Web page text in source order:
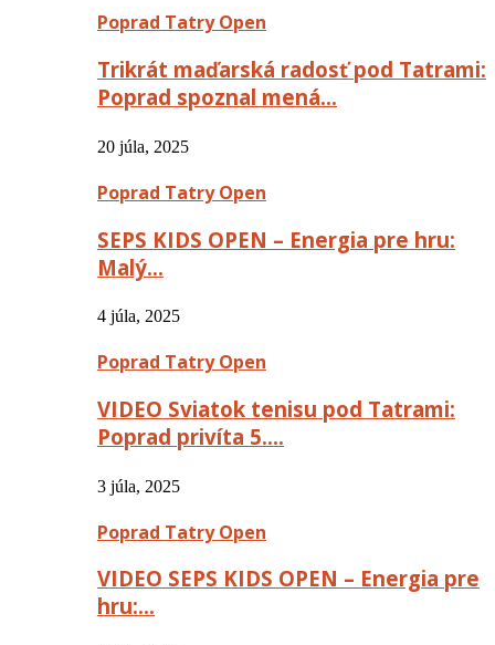
Poprad Tatry Open
Trikrát maďarská radosť pod Tatrami:
Poprad spoznal mená…
20 júla, 2025
Poprad Tatry Open
SEPS KIDS OPEN – Energia pre hru:
Malý…
4 júla, 2025
Poprad Tatry Open
VIDEO Sviatok tenisu pod Tatrami:
Poprad privíta 5….
3 júla, 2025
Poprad Tatry Open
VIDEO SEPS KIDS OPEN – Energia pre
hru:…